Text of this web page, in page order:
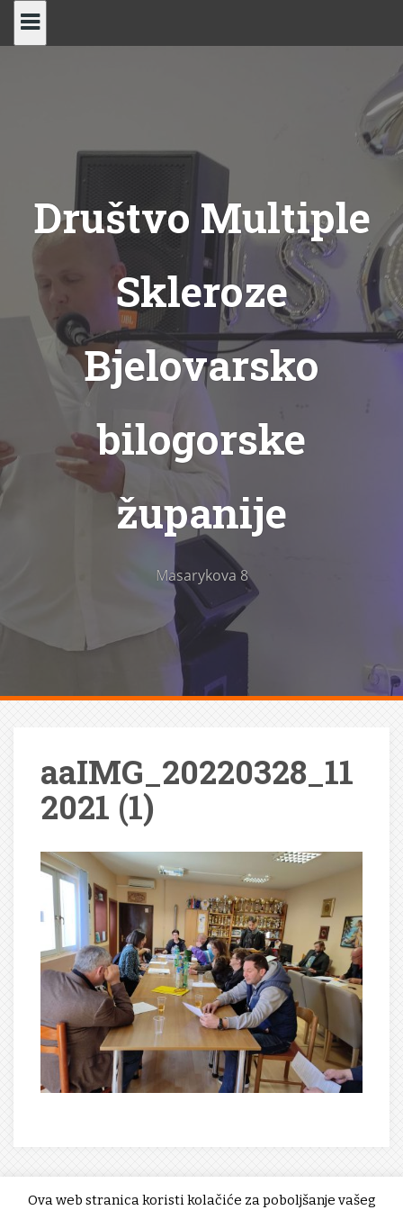
Skip
Društvo Multiple
Skleroze
Bjelovarsko
bilogorske
županije
Masarykova 8
aaIMG_20220328_11
2021 (1)
Ova web stranica koristi kolačiće za poboljšanje vašeg